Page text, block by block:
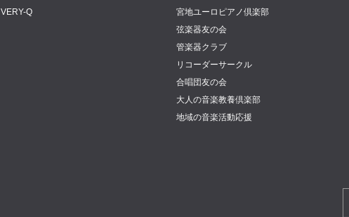
VERY-Q
宮地ユーロピアノ倶楽部
弦楽器友の会
管楽器クラブ
リコーダーサークル
合唱団友の会
大人の音楽教養倶楽部
地域の音楽活動応援